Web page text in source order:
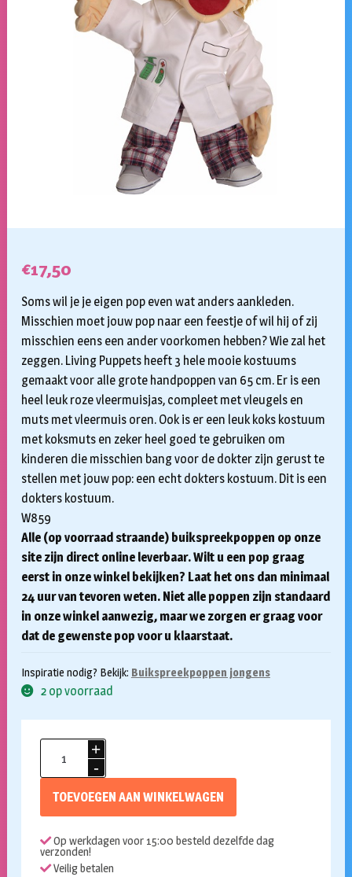
€17,50
Soms wil je je eigen pop even wat anders aankleden.
Misschien moet jouw pop naar een feestje of wil hij of zij
misschien eens een ander voorkomen hebben? Wie zal het
zeggen. Living Puppets heeft 3 hele mooie kostuums
gemaakt voor alle grote handpoppen van 65 cm. Er is een
heel leuk roze vleermuisjas, compleet met vleugels en
muts met vleermuis oren. Ook is er een leuk koks kostuum
met koksmuts en zeker heel goed te gebruiken om
kinderen die misschien bang voor de dokter zijn gerust te
stellen met jouw pop: een echt dokters kostuum. Dit is een
dokters kostuum.
W859
Alle (op voorraad straande) buikspreekpoppen op onze
site zijn direct online leverbaar. Wilt u een pop graag
eerst in onze winkel bekijken? Laat het ons dan minimaal
24 uur van tevoren weten. Niet alle poppen zijn standaard
in onze winkel aanwezig, maar we zorgen er graag voor
dat de gewenste pop voor u klaarstaat.
Inspiratie nodig? Bekijk: Buikspreekpoppen jongens
2 op voorraad
Dokters
handpop
65
TOEVOEGEN AAN WINKELWAGEN
Op werkdagen voor 15:00 besteld dezelfde dag
verzonden!
Veilig betalen